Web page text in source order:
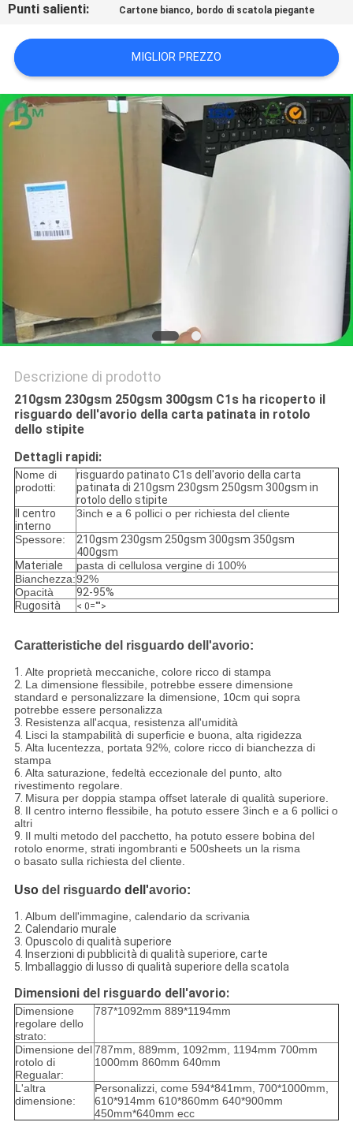
MAPPA
DEL
SITO
POLITICA
PRIVACY
Punti salienti: Cartone bianco, bordo di scatola piegante
MIGLIOR PREZZO
Descrizione di prodotto
210gsm 230gsm 250gsm 300gsm C1s ha ricoperto il
risguardo dell'avorio della carta patinata in rotolo
dello stipite
Dettagli rapidi:
Nome di
prodotti:
risguardo patinato C1s dell'avorio della carta
patinata di 210gsm 230gsm 250gsm 300gsm in
rotolo dello stipite
Il centro
interno
3inch e a 6 pollici o per richiesta del cliente
Spessore:
210gsm 230gsm 250gsm 300gsm 350gsm
400gsm
Materiale
pasta di cellulosa vergine di 100%
Bianchezza:92%
Opacità
92-95%
Rugosità
< 0="">
Caratteristiche del risguardo dell'avorio:
1. Alte proprietà meccaniche, colore ricco di stampa
2. La dimensione flessibile, potrebbe essere dimensione
standard e personalizzare la dimensione, 10cm qui sopra
potrebbe essere personalizza
3. Resistenza all'acqua, resistenza all'umidità
4. Lisci la stampabilità di superficie e buona, alta rigidezza
5. Alta lucentezza, portata 92%, colore ricco di bianchezza di
stampa
6. Alta saturazione, fedeltà eccezionale del punto, alto
rivestimento regolare.
7. Misura per doppia stampa offset laterale di qualità superiore.
8. Il centro interno flessibile, ha potuto essere 3inch e a 6 pollici o
altri
9. Il multi metodo del pacchetto, ha potuto essere bobina del
rotolo enorme, strati ingombranti e 500sheets un la risma
o basato sulla richiesta del cliente.
Uso del risguardo dell'avorio:
1. Album dell'immagine, calendario da scrivania
2. Calendario murale
3. Opuscolo di qualità superiore
4. Inserzioni di pubblicità di qualità superiore, carte
5. Imballaggio di lusso di qualità superiore della scatola
Dimensioni del risguardo dell'avorio:
Dimensione
regolare dello
strato:
787*1092mm 889*1194mm
Dimensione del
rotolo di
Regualar:
787mm, 889mm, 1092mm, 1194mm 700mm
1000mm 860mm 640mm
L'altra
dimensione:
Personalizzi, come 594*841mm, 700*1000mm,
610*914mm 610*860mm 640*900mm
450mm*640mm ecc